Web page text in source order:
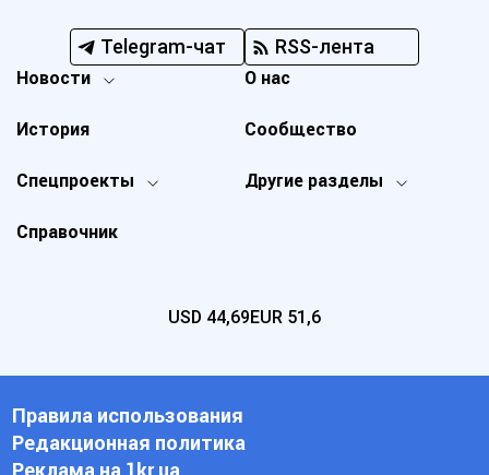
Telegram-чат RSS-лента
Новости
Спецпроекты Другие разделы
История
О нас
Справочник
Сообщество
USD 44,69EUR 51,6
Правила использования
Редакционная политика
Реклама на 1kr.ua